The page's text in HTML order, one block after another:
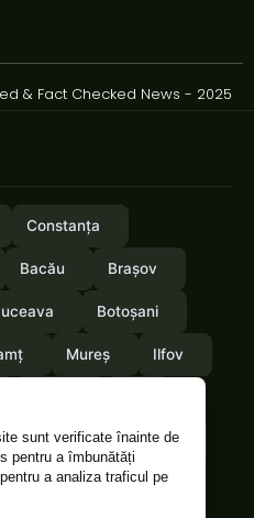
sunt verificate înainte de
pentru a îmbunătăți
a analiza traficul pe
& Fact Checked News - 2025
Constanța
Bacău Brașov
Botoșani
Mureș Ilfov
Vrancea Satumare
Caras-Severin